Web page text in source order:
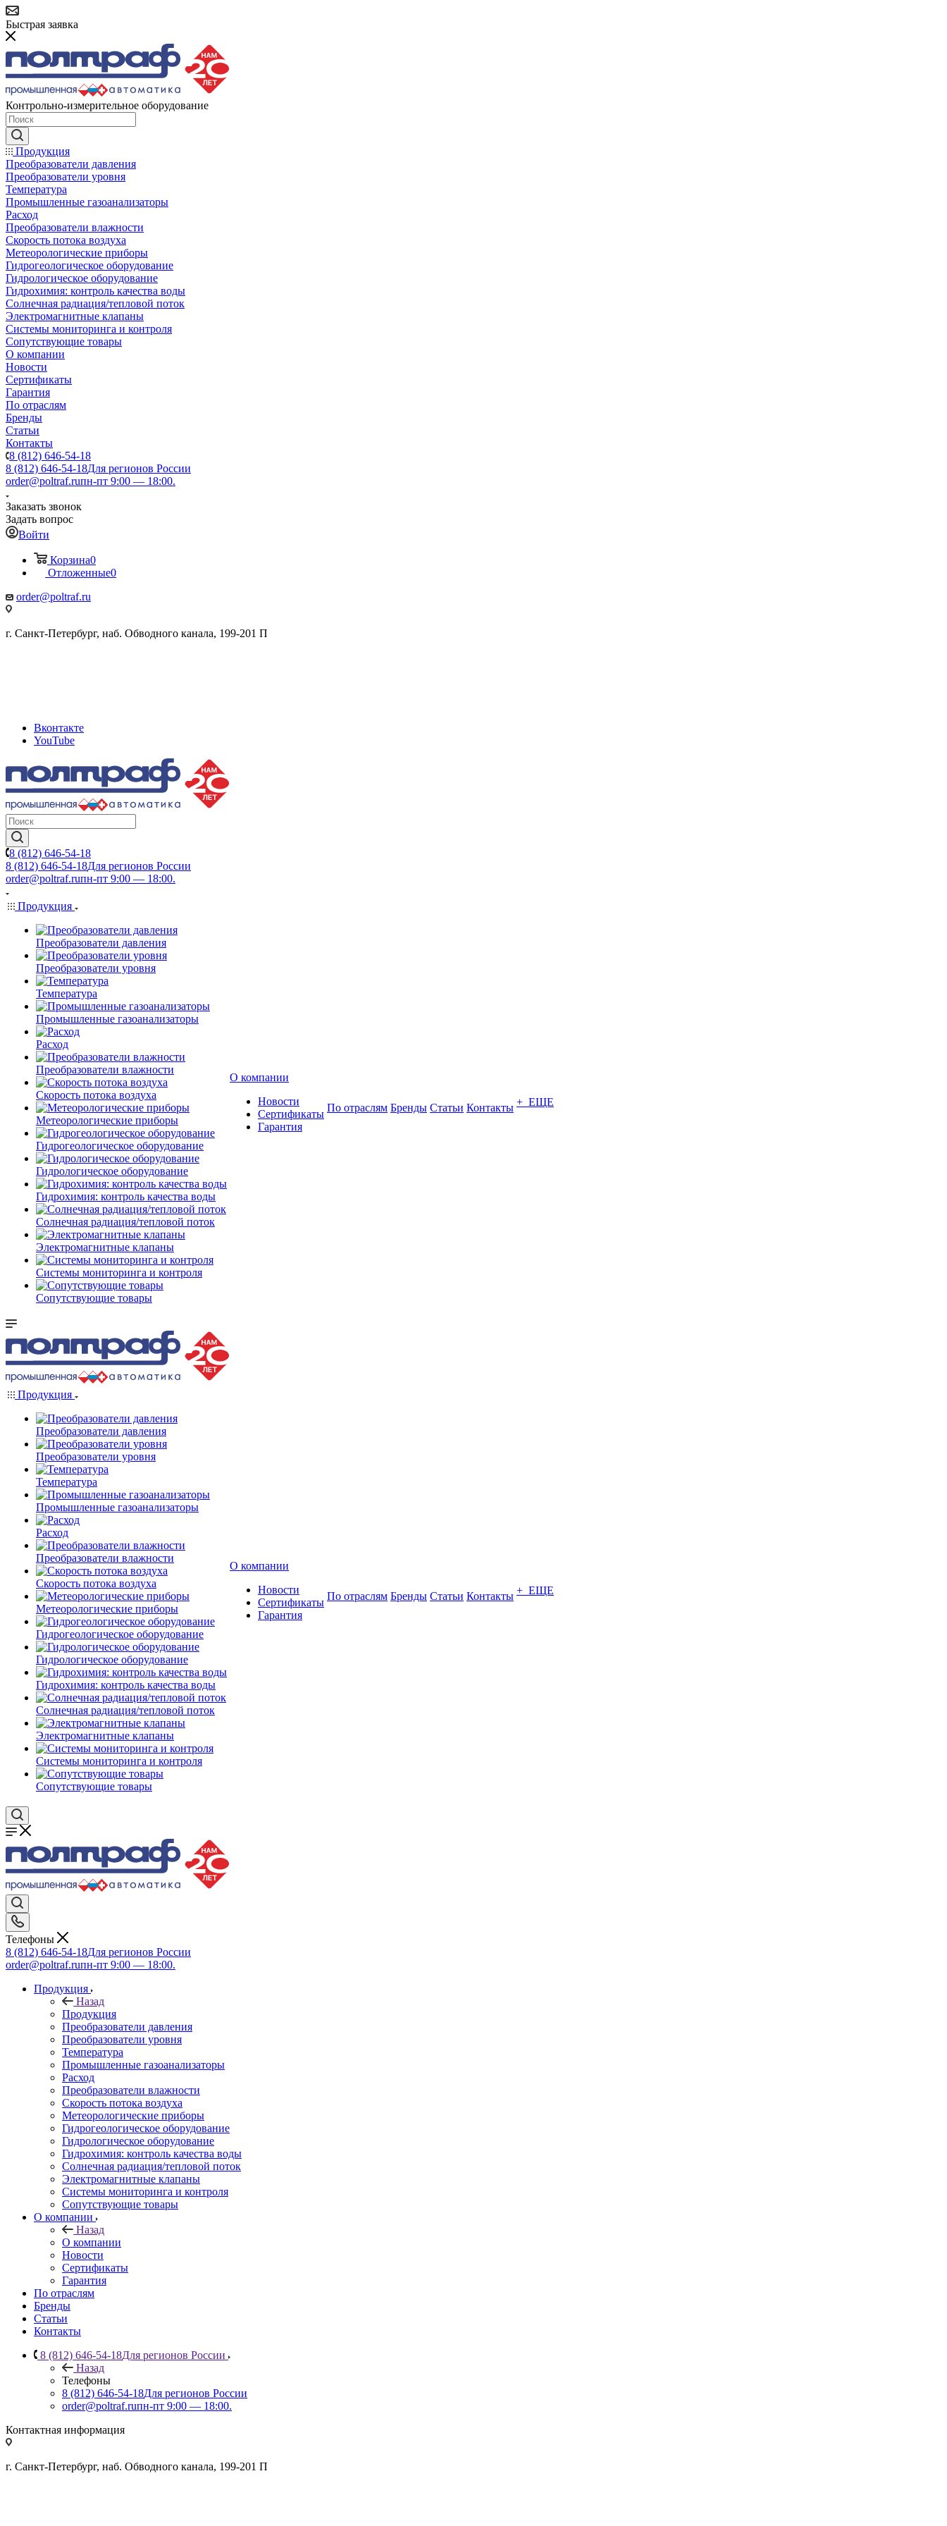
Быстрая заявка
Контрольно-измерительное оборудование
Продукция
Преобразователи давления
Преобразователи уровня
Температура
Промышленные газоанализаторы
Расход
Преобразователи влажности
Скорость потока воздуха
Метеорологические приборы
Гидрогеологическое оборудование
Гидрологическое оборудование
Гидрохимия: контроль качества воды
Солнечная радиация/тепловой поток
Электромагнитные клапаны
Системы мониторинга и контроля
Сопутствующие товары
О компании
Новости
Сертификаты
Гарантия
По отраслям
Бренды
Статьи
Контакты
8 (812) 646-54-18
8 (812) 646-54-18Для регионов России
order@poltraf.ruпн-пт 9:00 — 18:00.
Заказать звонок
Задать вопрос
Войти
Корзина0
Отложенные0
order@poltraf.ru
г. Санкт-Петербург, наб. Обводного канала, 199-201 П
Вконтакте
YouTube
8 (812) 646-54-18
8 (812) 646-54-18Для регионов России
order@poltraf.ruпн-пт 9:00 — 18:00.
Продукция
Преобразователи давления
Преобразователи уровня
Температура
Промышленные газоанализаторы
Расход
Преобразователи влажности
Скорость потока воздуха
Метеорологические приборы
Гидрогеологическое оборудование
Гидрологическое оборудование
Гидрохимия: контроль качества воды
Солнечная радиация/тепловой поток
Электромагнитные клапаны
Системы мониторинга и контроля
Сопутствующие товары
О компании
Новости
Сертификаты
Гарантия
По отраслям Бренды Статьи Контакты + ЕЩЕ
Продукция
Преобразователи давления
Преобразователи уровня
Температура
Промышленные газоанализаторы
Расход
Преобразователи влажности
Скорость потока воздуха
Метеорологические приборы
Гидрогеологическое оборудование
Гидрологическое оборудование
Гидрохимия: контроль качества воды
Солнечная радиация/тепловой поток
Электромагнитные клапаны
Системы мониторинга и контроля
Сопутствующие товары
О компании
Новости
Сертификаты
Гарантия
По отраслям Бренды Статьи Контакты + ЕЩЕ
Телефоны
8 (812) 646-54-18Для регионов России
order@poltraf.ruпн-пт 9:00 — 18:00.
Продукция
Назад
Продукция
Преобразователи давления
Преобразователи уровня
Температура
Промышленные газоанализаторы
Расход
Преобразователи влажности
Скорость потока воздуха
Метеорологические приборы
Гидрогеологическое оборудование
Гидрологическое оборудование
Гидрохимия: контроль качества воды
Солнечная радиация/тепловой поток
Электромагнитные клапаны
Системы мониторинга и контроля
Сопутствующие товары
О компании
Назад
О компании
Новости
Сертификаты
Гарантия
По отраслям
Бренды
Статьи
Контакты
8 (812) 646-54-18Для регионов России
Назад
Телефоны
8 (812) 646-54-18Для регионов России
order@poltraf.ruпн-пт 9:00 — 18:00.
Контактная информация
г. Санкт-Петербург, наб. Обводного канала, 199-201 П